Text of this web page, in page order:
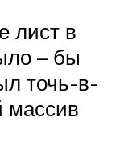
лист в
– бы
точь-в-
массив